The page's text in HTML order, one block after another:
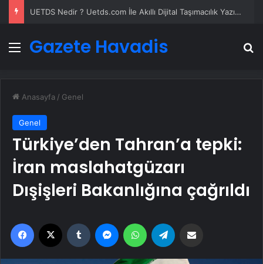
UETDS Nedir ? Uetds.com İle Akıllı Dijital Taşımacılık Yazılımı
Menü
Gazete Havadis
Anasayfa / Genel
Genel
Türkiye’den Tahran’a tepki:
İran maslahatgüzarı
Dışişleri Bakanlığına çağrıldı
Facebook Tumblr MessengerWhatsApp